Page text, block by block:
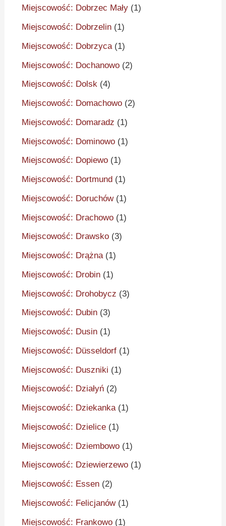
Miejscowość: Dobrzec Mały (1)
Miejscowość: Dobrzelin (1)
Miejscowość: Dobrzyca(1)
Miejscowość: Dochanowo (2)
Miejscowość: Dolsk (4)
Miejscowość: Domachowo (2)
Miejscowość: Domaradz (1)
Miejscowość: Dominowo (1)
Miejscowość: Dopiewo (1)
Miejscowość: Dortmund (1)
Miejscowość: Doruchów(1)
Miejscowość: Drachowo (1)
Miejscowość: Drawsko (3)
Miejscowość: Drążna(1)
Miejscowość: Drobin (1)
Miejscowość: Drohobycz (3)
Miejscowość: Dubin (3)
Miejscowość: Dusin (1)
Miejscowość: Düsseldorf (1)
Miejscowość: Duszniki (1)
Miejscowość: Działyń (2)
Miejscowość: Dziekanka(1)
Miejscowość: Dzielice (1)
Miejscowość: Dziembowo (1)
Miejscowość: Dziewierzewo (1)
Miejscowość: Essen (2)
Miejscowość: Felicjanów(1)
Miejscowość: Frankowo (1)